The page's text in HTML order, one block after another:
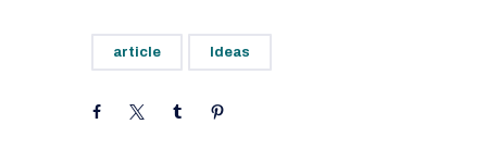
article Ideas